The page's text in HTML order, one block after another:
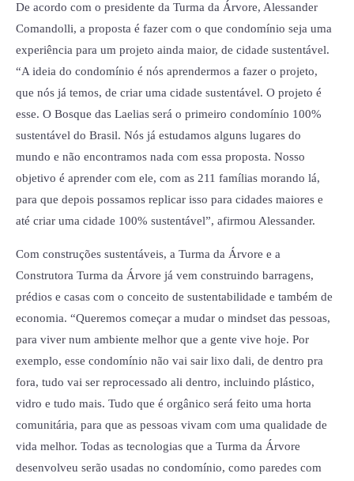
De acordo com o presidente da Turma da Árvore, Alessander
Comandolli, a proposta é fazer com o que condomínio seja uma
experiência para um projeto ainda maior, de cidade sustentável.
“A ideia do condomínio é nós aprendermos a fazer o projeto,
que nós já temos, de criar uma cidade sustentável. O projeto é
esse. O Bosque das Laelias será o primeiro condomínio 100%
sustentável do Brasil. Nós já estudamos alguns lugares do
mundo e não encontramos nada com essa proposta. Nosso
objetivo é aprender com ele, com as 211 famílias morando lá,
para que depois possamos replicar isso para cidades maiores e
até criar uma cidade 100% sustentável”, afirmou Alessander.
Com construções sustentáveis, a Turma da Árvore e a
Construtora Turma da Árvore já vem construindo barragens,
prédios e casas com o conceito de sustentabilidade e também de
economia. “Queremos começar a mudar o mindset das pessoas,
para viver num ambiente melhor que a gente vive hoje. Por
exemplo, esse condomínio não vai sair lixo dali, de dentro pra
fora, tudo vai ser reprocessado ali dentro, incluindo plástico,
vidro e tudo mais. Tudo que é orgânico será feito uma horta
comunitária, para que as pessoas vivam com uma qualidade de
vida melhor. Todas as tecnologias que a Turma da Árvore
desenvolveu serão usadas no condomínio, como paredes com